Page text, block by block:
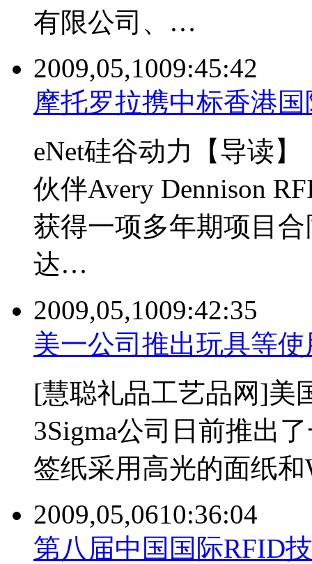
有限公司、…
2009,05,1009:45:42
摩托罗拉携中标香港
eNet硅谷动力【导读
伙伴Avery Dennison
获得一项多年期项目
达…
2009,05,1009:42:35
美一公司推出玩具等
[慧聪礼品工艺品网]美
3Sigma公司日前推出
签纸采用高光的面纸
2009,05,0610:36:04
第八届中国国际RFID